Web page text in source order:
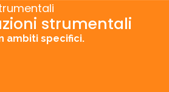
strumentali
ambiti specifici.